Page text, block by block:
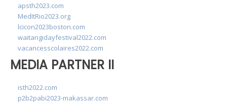
apsth2023.com
MedItRio2023.org
lcicon2023boston.com
waitangidayfestival2022.com
vacancesscolaires2022.com
MEDIA PARTNER II
isth2022.com
p2b2pabi2023-makassar.com